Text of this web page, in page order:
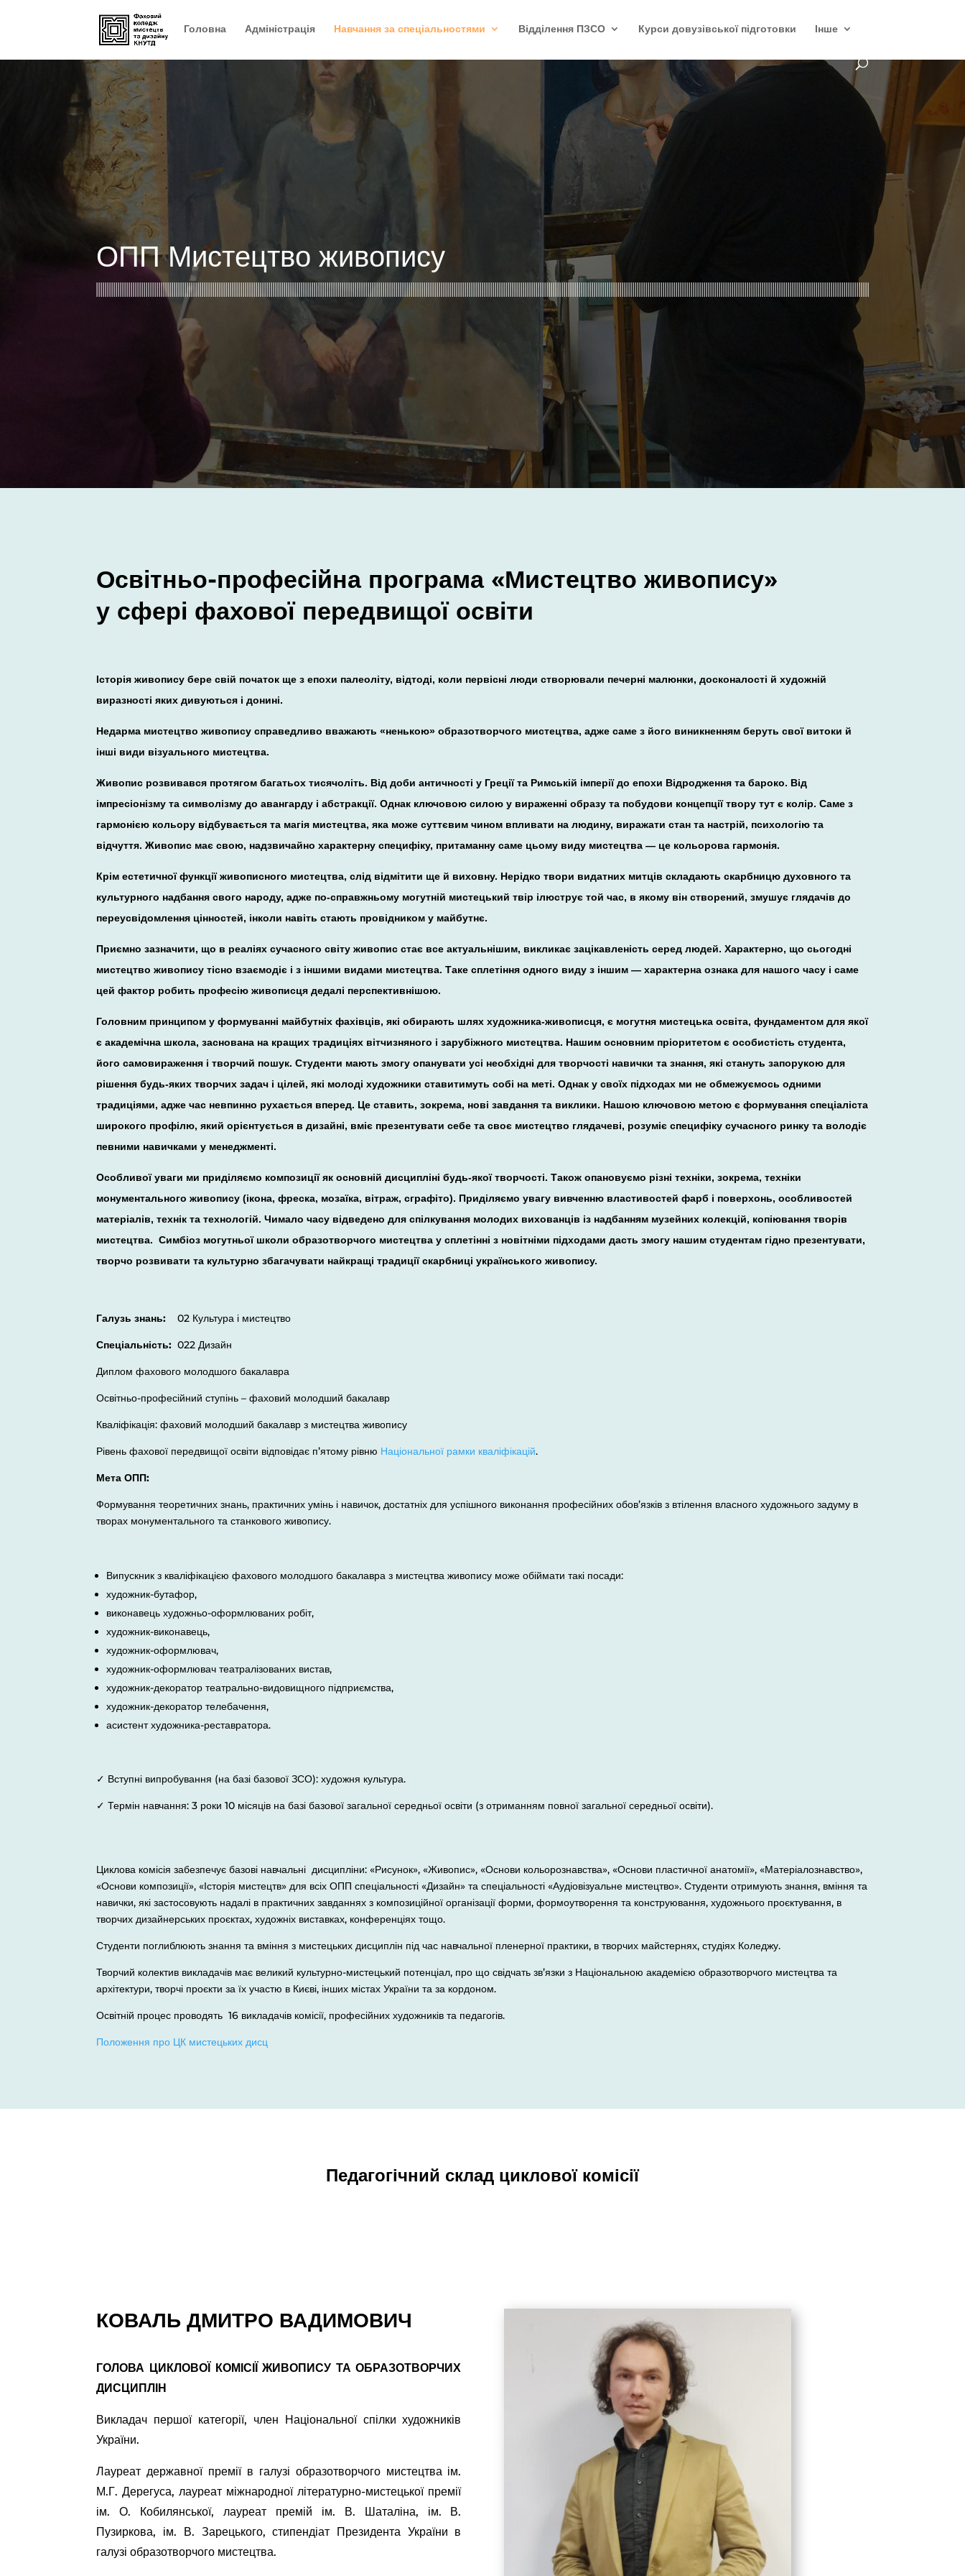
Головна Адміністрація Навчання за спеціальностями Відділення ПЗСО Курси довузівської підготовки Інше
ОПП Мистецтво живопису
Освітньо-професійна програма «Мистецтво живопису»
у сфері фахової передвищої освіти
Історія живопису бере свій початок ще з епохи палеоліту, відтоді, коли первісні люди створювали печерні малюнки, досконалості й художній
виразності яких дивуються і донині.
Недарма мистецтво живопису справедливо вважають «ненькою» образотворчого мистецтва, адже саме з його виникненням беруть свої витоки й
інші види візуального мистецтва.
Живопис розвивався протягом багатьох тисячоліть. Від доби античності у Греції та Римській імперії до епохи Відродження та бароко. Від
імпресіонізму та символізму до авангарду і абстракції. Однак ключовою силою у вираженні образу та побудови концепції твору тут є колір. Саме з
гармонією кольору відбувається та магія мистецтва, яка може суттєвим чином впливати на людину, виражати стан та настрій, психологію та
відчуття. Живопис має свою, надзвичайно характерну специфіку, притаманну саме цьому виду мистецтва — це кольорова гармонія.
Крім естетичної функції живописного мистецтва, слід відмітити ще й виховну. Нерідко твори видатних митців складають скарбницю духовного та
культурного надбання свого народу, адже по-справжньому могутній мистецький твір ілюструє той час, в якому він створений, змушує глядачів до
переусвідомлення цінностей, інколи навіть стають провідником у майбутнє.
Приємно зазначити, що в реаліях сучасного світу живопис стає все актуальнішим, викликає зацікавленість серед людей. Характерно, що сьогодні
мистецтво живопису тісно взаємодіє і з іншими видами мистецтва. Таке сплетіння одного виду з іншим — характерна ознака для нашого часу і саме
цей фактор робить професію живописця дедалі перспективнішою.
Головним принципом у формуванні майбутніх фахівців, які обирають шлях художника-живописця, є могутня мистецька освіта, фундаментом для якої
є академічна школа, заснована на кращих традиціях вітчизняного і зарубіжного мистецтва. Нашим основним пріоритетом є особистість студента,
його самовираження і творчий пошук. Студенти мають змогу опанувати усі необхідні для творчості навички та знання, які стануть запорукою для
рішення будь-яких творчих задач і цілей, які молоді художники ставитимуть собі на меті. Однак у своїх підходах ми не обмежуємось одними
традиціями, адже час невпинно рухається вперед. Це ставить, зокрема, нові завдання та виклики. Нашою ключовою метою є формування спеціаліста
широкого профілю, який орієнтується в дизайні, вміє презентувати себе та своє мистецтво глядачеві, розуміє специфіку сучасного ринку та володіє
певними навичками у менеджменті.
Особливої уваги ми приділяємо композиції як основній дисципліні будь-якої творчості. Також опановуємо різні техніки, зокрема, техніки
монументального живопису (ікона, фреска, мозаїка, вітраж, сграфіто). Приділяємо увагу вивченню властивостей фарб і поверхонь, особливостей
матеріалів, технік та технологій. Чимало часу відведено для спілкування молодих вихованців із надбанням музейних колекцій, копіювання творів
мистецтва. Симбіоз могутньої школи образотворчого мистецтва у сплетінні з новітніми підходами дасть змогу нашим студентам гідно презентувати,
творчо розвивати та культурно збагачувати найкращі традиції скарбниці українського живопису.
Галузь знань: 02 Культура і мистецтво
Спеціальність: 022 Дизайн
Диплом фахового молодшого бакалавра
Освітньо-професійний ступінь – фаховий молодший бакалавр
Кваліфікація: фаховий молодший бакалавр з мистецтва живопису
Рівень фахової передвищої освіти відповідає п’ятому рівню Національної рамки кваліфікацій.
Мета ОПП:
Формування теоретичних знань, практичних умінь і навичок, достатніх для успішного виконання професійних обов’язків з втілення власного художнього задуму в
творах монументального та станкового живопису.
Випускник з кваліфікацією фахового молодшого бакалавраз мистецтва живопису може обіймати такі посади:
художник-бутафор,
виконавець художньо-оформлюваних робіт,
художник-виконавець,
художник-оформлювач,
художник-оформлювач театралізованих вистав,
художник-декоратор театрально-видовищного підприємства,
художник-декоратор телебачення,
асистент художника-реставратора.
✓ Вступні випробування (на базі базової ЗСО): художня культура.
✓ Термін навчання: 3 роки 10 місяців на базі базової загальної середньої освіти (з отриманням повної загальної середньої освіти).
Циклова комісія забезпечує базові навчальні дисципліни: «Рисунок», «Живопис», «Основи кольорознавства», «Основи пластичної анатомії», «Матеріалознавство»,
«Основи композиції», «Історія мистецтв» для всіх ОПП спеціальності «Дизайн» та спеціальності «Аудіовізуальне мистецтво». Студенти отримують знання, вміння та
навички, які застосовують надалі в практичних завданнях з композиційної організації форми, формоутворення та конструювання, художнього проєктування, в
творчих дизайнерських проєктах, художніх виставках, конференціях тощо.
Студенти поглиблюють знання та вміння з мистецьких дисциплін під час навчальної пленерної практики, в творчих майстернях, студіях Коледжу.
Творчий колектив викладачів має великий культурно-мистецький потенціал, про що свідчать зв’язки з Національною академією образотворчого мистецтва та
архітектури, творчі проєкти за їх участю в Києві, інших містах України та за кордоном.
Освітній процес проводять 16 викладачів комісії, професійних художників та педагогів.
Положення про ЦК мистецьких дисц
Педагогічний склад циклової комісії
КОВАЛЬ ДМИТРО ВАДИМОВИЧ
ГОЛОВА ЦИКЛОВОЇ КОМІСІЇ ЖИВОПИСУ ТА ОБРАЗОТВОРЧИХ
ДИСЦИПЛІН
Викладач першої категорії, член Національної спілки художників
України.
Лауреат державної премії в галузі образотворчого мистецтва ім.
М.Г. Дерегуса, лауреат міжнародної літературно-мистецької премії
ім. О. Кобилянської, лауреат премій ім. В. Шаталіна, ім. В.
Пузиркова, ім. В. Зарецького, стипендіат Президента України в
галузі образотворчого мистецтва.